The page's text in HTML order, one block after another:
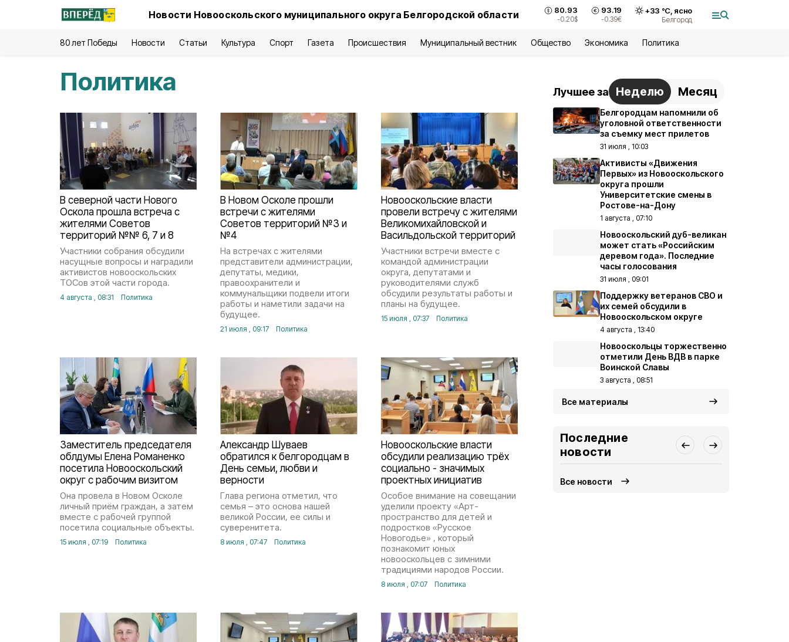
Новости Новооскольского муниципального округа Белгородской области 80.93
-0.20$
93.19
-0.39€
+33 °С, ясно
Белгород
80 лет Победы Новости Статьи Культура Спорт Газета Происшествия Муниципальный вестник Общество Экономика Политика
Политика
В северной части Нового
Оскола прошла встреча с
жителями Советов
территорий №№ 6, 7 и 8
Участники собрания обсудили
насущные вопросы и наградили
активистов новооскольских
ТОСов этой части города.
4 августа , 08:31 Политика
В Новом Осколе прошли
встречи с жителями
Советов территорий №3 и
№4
На встречах с жителями
представители администрации,
депутаты, медики,
правоохранители и
коммунальщики подвели итоги
работы и наметили задачи на
будущее.
21 июля , 09:17 Политика
Новооскольские власти
провели встречу с жителями
Великомихайловской и
Васильдольской территорий
Участники встречи вместе с
командой администрации
округа, депутатами и
руководителями служб
обсудили результаты работы и
планы на будущее.
15 июля , 07:37 Политика
Заместитель председателя
облдумы Елена Романенко
посетила Новооскольский
округ с рабочим визитом
Она провела в Новом Осколе
личный приём граждан, а затем
вместе с рабочей группой
посетила социальные объекты.
15 июля , 07:19 Политика
Александр Шуваев
обратился к белгородцам в
День семьи, любви и
верности
Глава региона отметил, что
семья – это основа нашей
великой России, ее силы и
суверенитета.
8 июля , 07:47 Политика
Новооскольские власти
обсудили реализацию трёх
социально - значимых
проектных инициатив
Особое внимание на совещании
уделили проекту «Арт-
пространство для детей и
подростков «Русское
Новогодье» , который
познакомит юных
новооскольцев с зимними
традициями народов России.
8 июля , 07:07 Политика
Лучшее за Неделю Месяц
Белгородцам напомнили об
уголовной ответственности
за съемку мест прилетов
31 июля , 10:03
Активисты «Движения
Первых» из Новооскольского
округа прошли
Университетские смены в
Ростове-на-Дону
1 августа , 07:10
Новооскольский дуб-великан
может стать «Российским
деревом года». Последние
часы голосования
31 июля , 09:01
Поддержку ветеранов СВО и
их семей обсудили в
Новооскольском округе
4 августа , 13:40
Новооскольцы торжественно
отметили День ВДВ в парке
Воинской Славы
3 августа , 08:51
Все материалы
Последние
новости
Все новости